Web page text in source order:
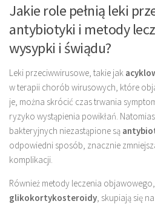
Jakie role pełnią leki
antybiotyki i metody
wysypki i świądu?
Leki przeciwwirusowe, takie jak
w terapii chorób wirusowych, które
je, można skrócić czas trwania
ryzyko wystąpienia powikłań.
bakteryjnych niezastąpione są
odpowiedni sposób, znacznie
komplikacji.
Również metody leczenia
glikokortykosteroidy , skupiają się